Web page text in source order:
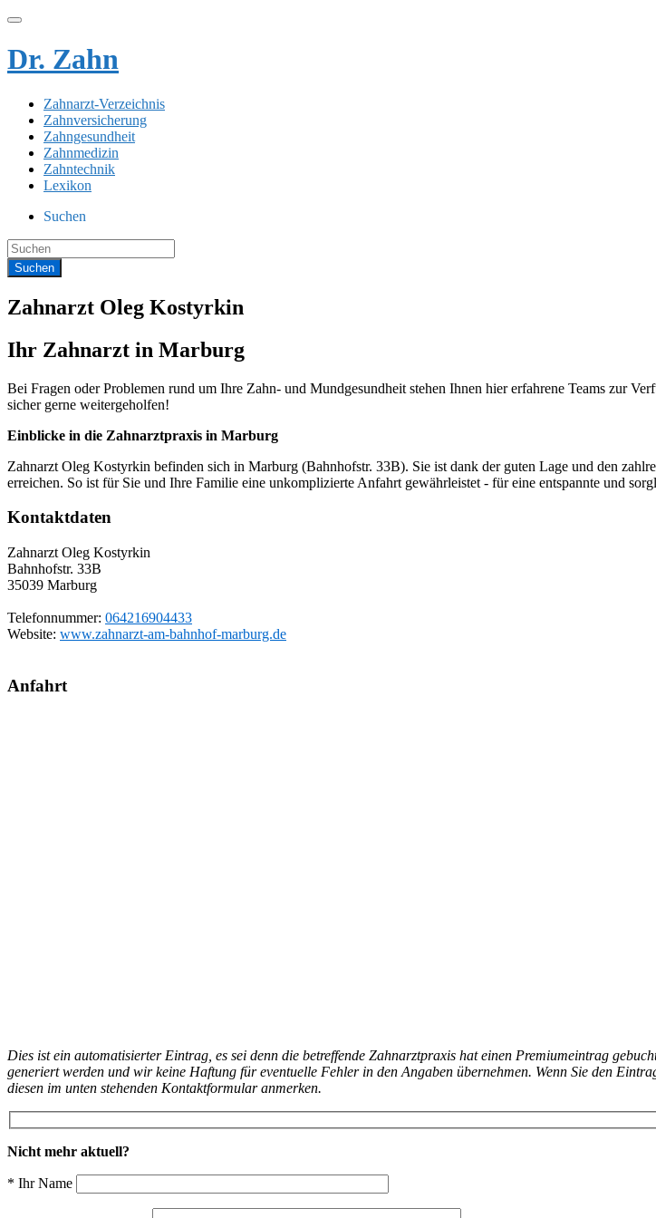
Dr. Zahn
Zahnarzt-Verzeichnis
Zahnversicherung
Zahngesundheit
Zahnmedizin
Zahntechnik
Lexikon
Suchen
Zahnarzt Oleg Kostyrkin
Ihr Zahnarzt in Marburg
Bei Fragen oder Problemen rund um Ihre Zahn- und Mundgesundheit stehen Ihnen hier erfahrene Teams zur
sicher gerne weitergeholfen!
Einblicke in die Zahnarztpraxis in Marburg
Zahnarzt Oleg Kostyrkin befinden sich in Marburg (Bahnhofstr. 33B). Sie ist dank der guten Lage und den
erreichen. So ist für Sie und Ihre Familie eine unkomplizierte Anfahrt gewährleistet - für eine entspannte und
Kontaktdaten
Zahnarzt Oleg Kostyrkin
Bahnhofstr. 33B
35039 Marburg
Telefonnummer: 064216904433
Website: www.zahnarzt-am-bahnhof-marburg.de
Anfahrt
Dies ist ein automatisierter Eintrag, es sei denn die betreffende Zahnarztpraxis hat einen Premiumeintrag
generiert werden und wir keine Haftung für eventuelle Fehler in den Angaben übernehmen. Wenn Sie den
diesen im unten stehenden Kontaktformular anmerken.
Nicht mehr aktuell?
* Ihr Name